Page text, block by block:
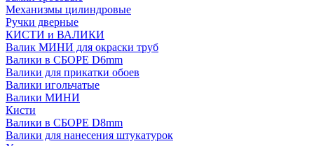
Механизмы цилиндровые
Ручки дверные
КИСТИ и ВАЛИКИ
Валик МИНИ для окраски труб
Валики в СБОРЕ D6mm
Валики для прикатки обоев
Валики игольчатые
Валики МИНИ
Кисти
Валики в СБОРЕ D8mm
Валики для нанесения штукатурок